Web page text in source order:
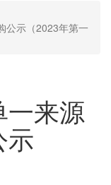
公示（2023年第一
一来源
示